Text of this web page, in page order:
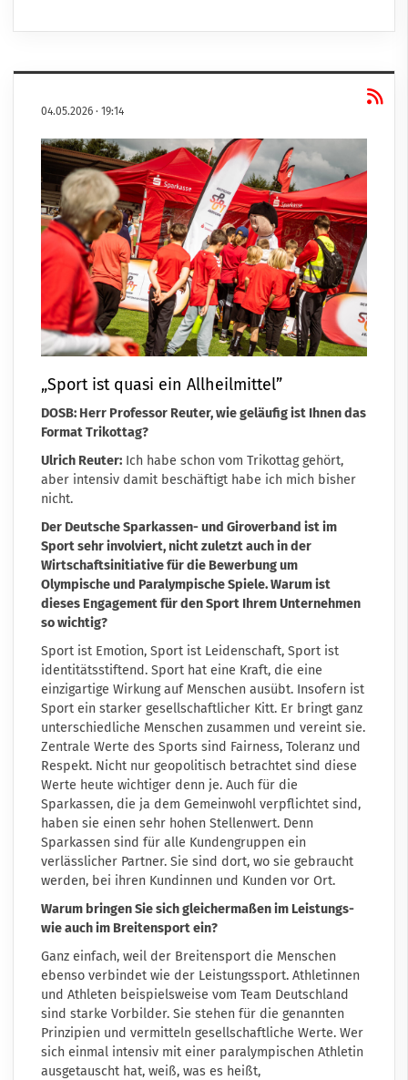
04.05.2026 · 19:14
„Sport ist quasi ein Allheilmittel”
DOSB: Herr Professor Reuter, wie geläufig ist Ihnen das
Format Trikottag?
Ulrich Reuter: Ich habe schon vom Trikottag gehört,
aber intensiv damit beschäftigt habe ich mich bisher
nicht.
Der Deutsche Sparkassen- und Giroverband ist im
Sport sehr involviert, nicht zuletzt auch in der
Wirtschaftsinitiative für die Bewerbung um
Olympische und Paralympische Spiele. Warum ist
dieses Engagement für den Sport Ihrem Unternehmen
so wichtig?
Sport ist Emotion, Sport ist Leidenschaft, Sport ist
identitätsstiftend. Sport hat eine Kraft, die eine
einzigartige Wirkung auf Menschen ausübt. Insofern ist
Sport ein starker gesellschaftlicher Kitt. Er bringt ganz
unterschiedliche Menschen zusammen und vereint sie.
Zentrale Werte des Sports sind Fairness, Toleranz und
Respekt. Nicht nur geopolitisch betrachtet sind diese
Werte heute wichtiger denn je. Auch für die
Sparkassen, die ja dem Gemeinwohl verpflichtet sind,
haben sie einen sehr hohen Stellenwert. Denn
Sparkassen sind für alle Kundengruppen ein
verlässlicher Partner. Sie sind dort, wo sie gebraucht
werden, bei ihren Kundinnen und Kunden vor Ort.
Warum bringen Sie sich gleichermaßen im Leistungs-
wie auch im Breitensport ein?
Ganz einfach, weil der Breitensport die Menschen
ebenso verbindet wie der Leistungssport. Athletinnen
und Athleten beispielsweise vom Team Deutschland
sind starke Vorbilder. Sie stehen für die genannten
Prinzipien und vermitteln gesellschaftliche Werte. Wer
sich einmal intensiv mit einer paralympischen Athletin
ausgetauscht hat, weiß, was es heißt,